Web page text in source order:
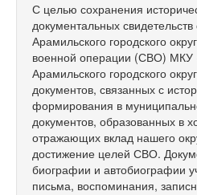
С целью сохранения
документальных
Арамильского городского
военной операции (СВО) МКУ
Арамильского городского
документов, связанных с
формирования в
документов, образованных в
отражающих вклад нашего
достижение целей СВО.
биографии и автобиографии
письма, воспоминания,